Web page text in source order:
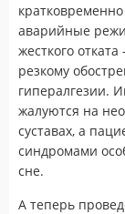
аварийные
жесткого
резкому
гипералгезии.
жалуются на
суставах, а
синдромами
сне.
А теперь